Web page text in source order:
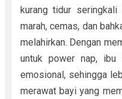
kurang tidur seringkali
marah, cemas, dan
melahirkan. Dengan
untuk power nap, ibu
emosional, sehingga
merawat bayi yang